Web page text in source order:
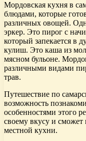
Мордовская кухня в
блюдами, которые
различных овощей.
эркер. Это пирог с
который запекается в
кулиш. Это каша из
мясном бульоне.
различными видами
трав.
Путешествие по
возможность
особенностями этого
своему вкусу и
местной кухни.